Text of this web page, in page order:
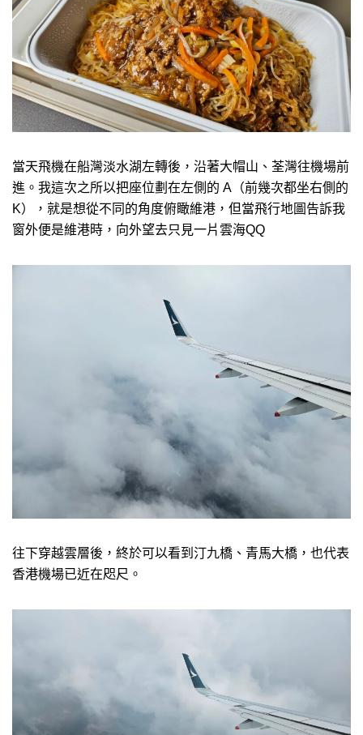
當天飛機在船灣淡水湖左轉後，沿著大帽山、荃灣往機場前
進。我這次之所以把座位劃在左側的 A（前幾次都坐右側的
K），就是想從不同的角度俯瞰維港，但當飛行地圖告訴我
窗外便是維港時，向外望去只見一片雲海QQ
往下穿越雲層後，終於可以看到汀九橋、青馬大橋，也代表
香港機場已近在咫尺。